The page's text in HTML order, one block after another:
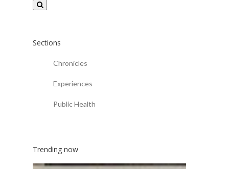
Sections
Chronicles
Experiences
Public Health
Trending now